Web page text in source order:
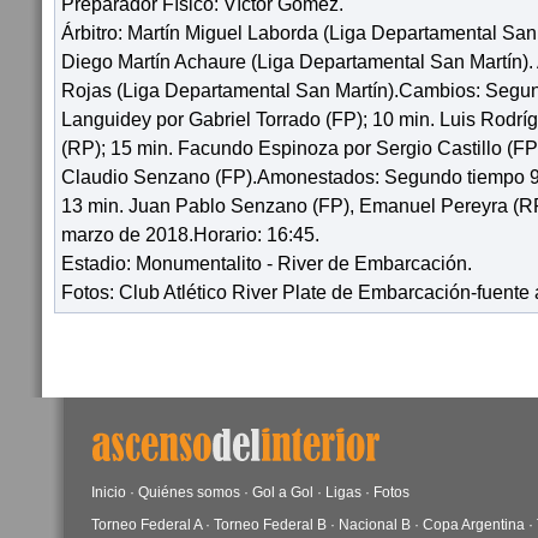
Árbitro: Martín Miguel Laborda (Liga Departamental
Diego Martín Achaure (Liga Departamental San
Rojas (Liga Departamental San Martín).Cambios:
Languidey por Gabriel Torrado (FP); 10 min. Luis
(RP); 15 min. Facundo Espinoza por Sergio Castillo
Claudio Senzano (FP).Amonestados: Segundo tiempo
13 min. Juan Pablo Senzano (FP), Emanuel Pereyra
marzo de 2018.Horario: 16:45.
Estadio: Monumentalito - River de Embarcación.
Fotos: Club Atlético River Plate de Embarcación-fuente
Inicio · Quiénes somos · Gol a Gol · Ligas · Fotos
Torneo Federal A· Torneo Federal B · Nacional B · Copa Argentina ·